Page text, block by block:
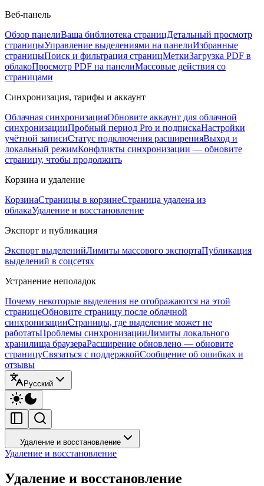
Веб-панель
Обзор панелиВаша библиотека страницДетальный просмотр
страницыУправление выделениями на панелиИзбранные
страницыПоиск и фильтрация страницМеткиЗагрузка PDF в
облакоПросмотр PDF на панелиМассовые действия со
страницами
Синхронизация, тарифы и аккаунт
Облачная синхронизацияОбновите аккаунт для облачной
синхронизацииПробный период Pro и подпискаНастройки
учётной записиСтатус подключения расширенияВыход и
локальный режимКонфликты синхронизации — обновите
страницу, чтобы продолжить
Корзина и удаление
КорзинаСтраницы в корзинеСтраница удалена из
облакаУдаление и восстановление
Экспорт и публикация
Экспорт выделенийЛимиты массового экспортаПубликация
выделений в соцсетях
Устранение неполадок
Почему некоторые выделения не отображаются на этой
страницеОбновите страницу после облачной
синхронизацииСтраницы, где выделение может не
работатьПроблемы синхронизацииЛимиты локального
хранилища браузераРасширение обновлено — обновите
страницуСвязаться с поддержкойСообщение об ошибках и
отзывы
Русский
Удаление и восстановление
Удаление и восстановление
Удаление и восстановление